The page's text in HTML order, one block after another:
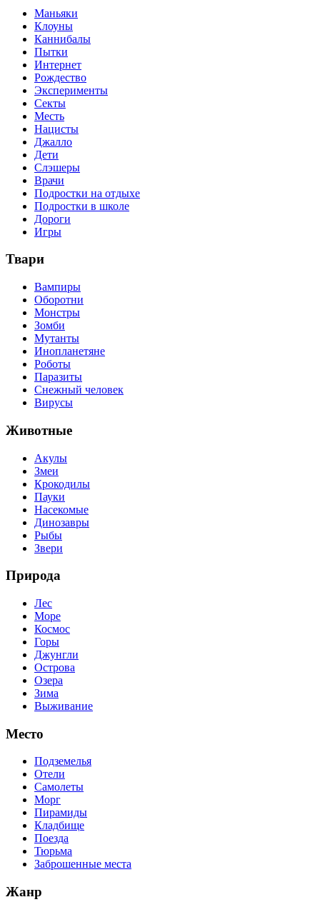
Маньяки
Клоуны
Каннибалы
Пытки
Интернет
Рождество
Эксперименты
Секты
Месть
Нацисты
Джалло
Дети
Слэшеры
Врачи
Подростки на отдыхе
Подростки в школе
Дороги
Игры
Твари
Вампиры
Оборотни
Монстры
Зомби
Мутанты
Инопланетяне
Роботы
Паразиты
Снежный человек
Вирусы
Животные
Акулы
Змеи
Крокодилы
Пауки
Насекомые
Динозавры
Рыбы
Звери
Природа
Лес
Море
Космос
Горы
Джунгли
Острова
Озера
Зима
Выживание
Место
Подземелья
Отели
Самолеты
Морг
Пирамиды
Кладбище
Поезда
Тюрьма
Заброшенные места
Жанр